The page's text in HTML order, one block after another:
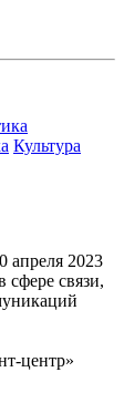
Культура
апреля 2023
сфере связи,
центр»